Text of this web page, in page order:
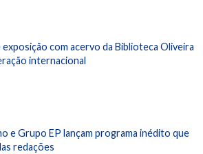
com acervo da Biblioteca Oliveira
internacional
e Grupo EP lançam programa inédito que
redações